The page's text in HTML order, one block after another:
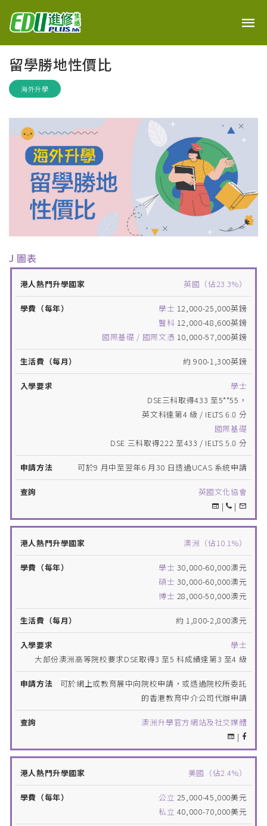
留學勝地性價比
海外升學
J 圖表
港
人
熱
學
家
年）
要
方
詢
英國（佔23.3%）
學士 12,000-25,000英鎊
醫科 12,000-48,600英鎊
國際基礎 / 國際文憑 10,000-57,000英鎊
約 900-1,300英鎊
學士
DSE三科取得433 至5**55，
英文科達第4 級 / IELTS 6.0 分
國際基礎
DSE 三科取得222 至433 / IELTS 5.0 分
可於9 月中至翌年6 月30 日透過UCAS 系統申請
英國文化協會
|
|
澳洲（佔10.1%）
學士 30,000-60,000澳元
碩士 30,000-60,000澳元
博士 28,000-50,000澳元
約 1,800-2,800澳元
學士
大部份澳洲高等院校要求DSE取得3 至5 科成績達第3 至4 級
可於網上或教育展中向院校申請，或透過院校所委託
的香港教育中介公司代辦申請
澳洲升學官方網站及社交媒體
|
美國（佔2.4%）
公立 25,000-45,000美元
私立 40,000-70,000美元